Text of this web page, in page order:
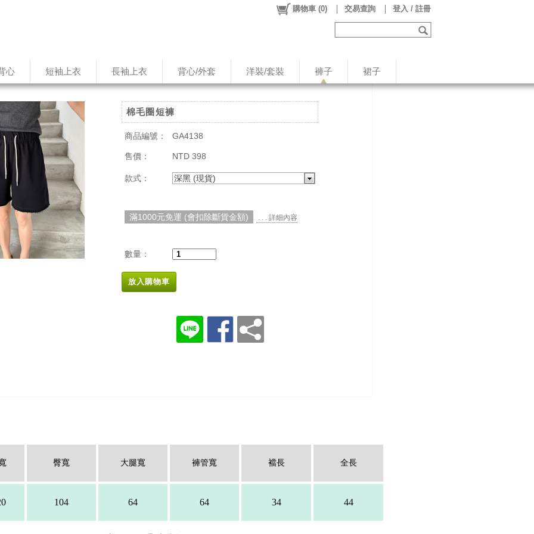
心 短袖上衣 長袖上衣 背心/外套 洋裝/套裝 褲子 裙子
購物車 (0) 交易查詢 登入 / 註冊
棉毛圈短褲
商品編號： GA4138
售價： NTD 398
款式： 深黑 (現貨)
滿1000元免運 (會扣除斷貨金額) . . . 詳細內容
數量：
放入購物車